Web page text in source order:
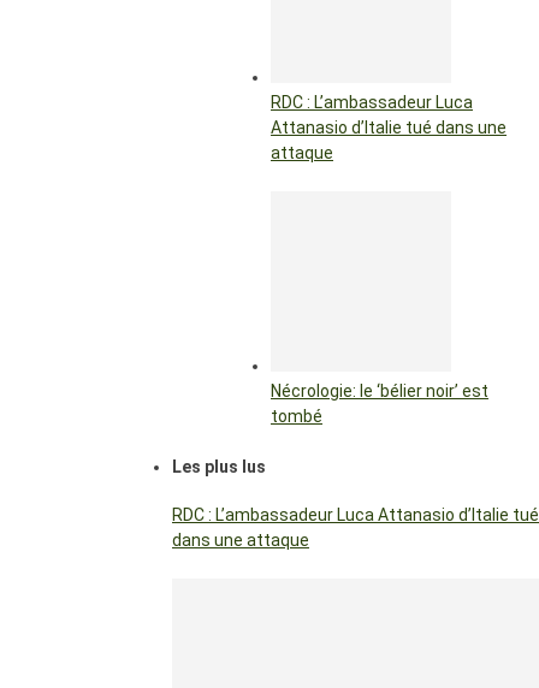
RDC : L’ambassadeur Luca
Attanasio d’Italie tué dans une
attaque
Nécrologie: le ‘bélier noir’ est
tombé
Les plus lus
RDC : L’ambassadeur Luca Attanasio d’Italie tué
dans une attaque